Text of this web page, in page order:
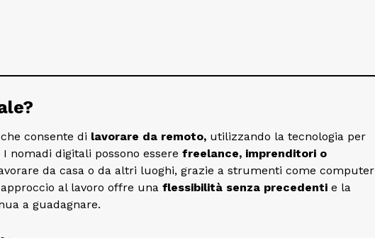
consente di lavorare da remoto, utilizzando la tecnologia per
nomadi digitali possono essere freelance, imprenditori o
da casa o da altri luoghi, grazie a strumenti come computer
al lavoro offre una flessibilità senza precedenti e la
a guadagnare.